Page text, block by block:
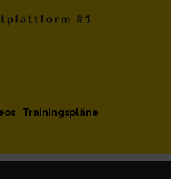
Trainingspläne